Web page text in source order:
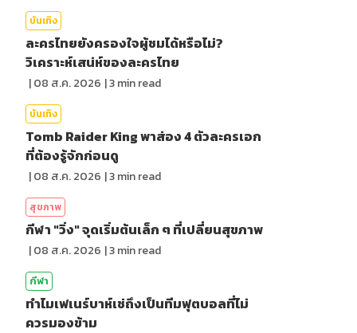
บันเทิง
ละครไทยยังครองใจผู้ชมได้หรือไม่?
วิเคราะห์เสน่ห์ของละครไทย
|08 ส.ค. 2026 |3min read
บันเทิง
Tomb Raider King พาส่อง 4 ตัวละครเอก
ที่ต้องรู้จักก่อนดู
|08 ส.ค. 2026 |3min read
สุขภาพ
กีฬา "วิ่ง" จุดเริ่มต้นเล็ก ๆ ที่เปลี่ยนสุขภาพ
|08 ส.ค. 2026 |3min read
กีฬา
ทำไมเฟเนร์บาห์เช่ถึงเป็นทีมฟุตบอลที่ไม่
ควรมองข้าม